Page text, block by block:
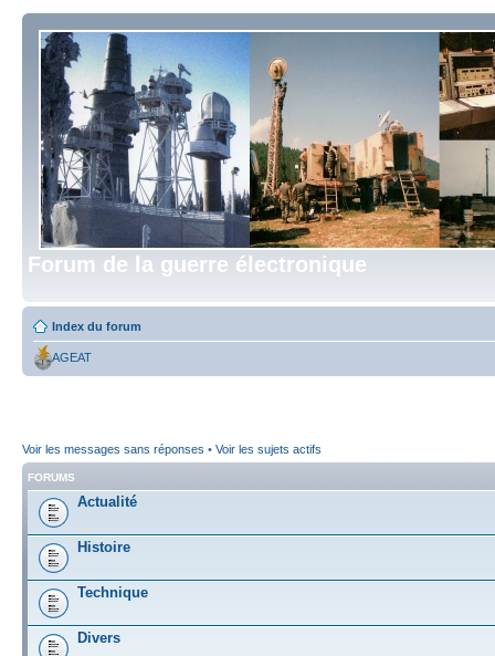
Forum de la guerre électronique
Index du forum
AGEAT
Voir les messages sans réponses • Voir les sujets actifs
FORUMS
Actualité
Histoire
Technique
Divers